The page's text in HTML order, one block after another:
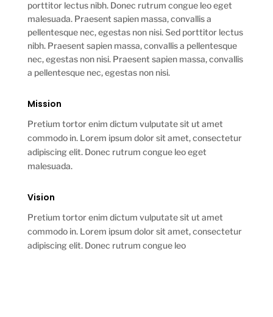
porttitor lectus nibh. Donec rutrum congue leo eget
malesuada. Praesent sapien massa, convallis a
pellentesque nec, egestas non nisi. Sed porttitor lectus
nibh. Praesent sapien massa, convallis a pellentesque
nec, egestas non nisi. Praesent sapien massa, convallis
a pellentesque nec, egestas non nisi.
Mission
Pretium tortor enim dictum vulputate sit ut amet
commodo in. Lorem ipsum dolor sit amet, consectetur
adipiscing elit. Donec rutrum congue leo eget
malesuada.
Vision
Pretium tortor enim dictum vulputate sit ut amet
commodo in. Lorem ipsum dolor sit amet, consectetur
adipiscing elit. Donec rutrum congue leo